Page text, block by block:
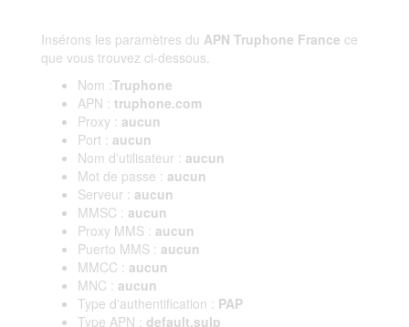
Insérons les paramètres du APN Truphone France ce
que vous trouvez ci-dessous.
Nom :Truphone
APN : truphone.com
Proxy : aucun
Port : aucun
Nom d'utilisateur : aucun
Mot de passe : aucun
Serveur : aucun
MMSC : aucun
Proxy MMS : aucun
Puerto MMS : aucun
MMCC : aucun
MNC : aucun
Type d'authentification : PAP
Type APN : default,sulp